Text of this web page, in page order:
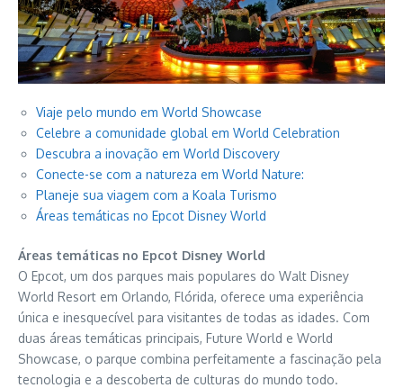
Viaje pelo mundo em World Showcase
Celebre a comunidade global em World Celebration
Descubra a inovação em World Discovery
Conecte-se com a natureza em World Nature:
Planeje sua viagem com a Koala Turismo
Áreas temáticas no Epcot Disney World
Áreas temáticas no Epcot Disney World
O Epcot, um dos parques mais populares do Walt Disney
World Resort em Orlando, Flórida, oferece uma experiência
única e inesquecível para visitantes de todas as idades. Com
duas áreas temáticas principais, Future World e World
Showcase, o parque combina perfeitamente a fascinação pela
tecnologia e a descoberta de culturas do mundo todo.